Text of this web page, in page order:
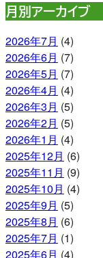
月別アーカイブ
2026年7月 (4)
2026年6月 (7)
2026年5月 (7)
2026年4月 (4)
2026年3月 (5)
2026年2月 (5)
2026年1月 (4)
2025年12月 (6)
2025年11月 (9)
2025年10月 (4)
2025年9月 (5)
2025年8月 (6)
2025年7月 (1)
2025年6月 (4)